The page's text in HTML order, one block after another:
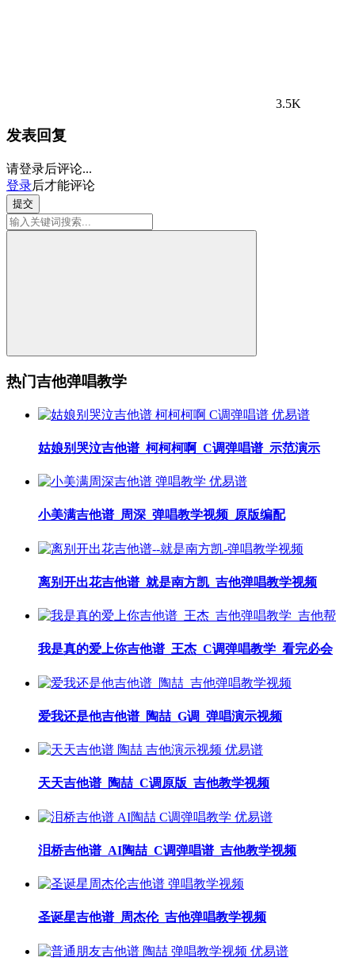
3.5K
发表回复
请登录后评论...
登录后才能评论
提交
热门吉他弹唱教学
姑娘别哭泣吉他谱_柯柯柯啊_C调弹唱谱_示范演示
小美满吉他谱_周深_弹唱教学视频_原版编配
离别开出花吉他谱_就是南方凯_吉他弹唱教学视频
我是真的爱上你吉他谱_王杰_C调弹唱教学_看完必会
爱我还是他吉他谱_陶喆_G调_弹唱演示视频
天天吉他谱_陶喆_C调原版_吉他教学视频
泪桥吉他谱_AI陶喆_C调弹唱谱_吉他教学视频
圣诞星吉他谱_周杰伦_吉他弹唱教学视频